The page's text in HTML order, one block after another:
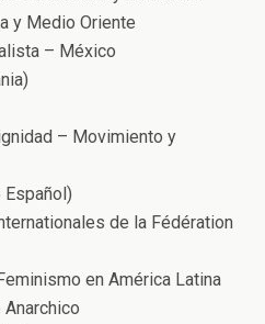
y Medio Oriente
– México
– Movimiento y
de la Fédération
en América Latina